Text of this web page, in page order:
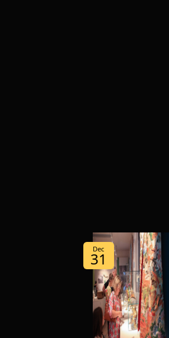
Dec
31